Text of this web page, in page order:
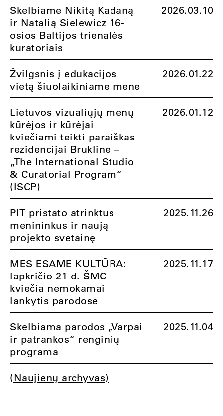
Skelbiame Nikitą Kadaną
ir Natalią Sielewicz 16-
osios Baltijos trienalės
kuratoriais
2026.03.10
Žvilgsnis į edukacijos
vietą šiuolaikiniame mene
2026.01.22
Lietuvos vizualiųjų menų
kūrėjos ir kūrėjai
kviečiami teikti paraiškas
rezidencijai Brukline –
„The International Studio
& Curatorial Program“
(ISCP)
2026.01.12
PIT pristato atrinktus
menininkus ir naują
projekto svetainę
2025.11.26
MES ESAME KULTŪRA:
lapkričio 21 d. ŠMC
kviečia nemokamai
lankytis parodose
2025.11.17
Skelbiama parodos „Varpai
ir patrankos“ renginių
programa
2025.11.04
(Naujienų archyvas)